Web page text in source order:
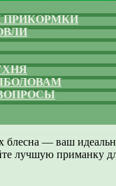
ПРИКОРМКИ
блесна — ваш
лучшую приманку